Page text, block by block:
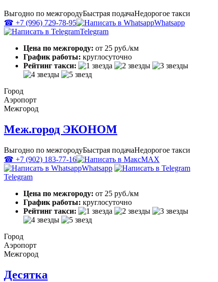
Выгодно по межгородуБыстрая подачаНедорогое такси
☎ +7 (996) 729-78-95
Whatsapp
Telegram
Цена по межгороду: от 25 руб./км
График работы: круглосуточно
Рейтинг такси:
Город
Аэропорт
Межгород
Меж.город ЭКОНОМ
Выгодно по межгородуБыстрая подачаНедорогое такси
☎ +7 (902) 183-77-16
MAX
Whatsapp
Telegram
Цена по межгороду: от 25 руб./км
График работы: круглосуточно
Рейтинг такси:
Город
Аэропорт
Межгород
Десятка